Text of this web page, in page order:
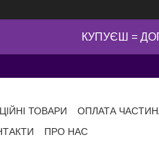
КУПУЄШ =
ТОВАРИ ОПЛАТА
ПРО НАС